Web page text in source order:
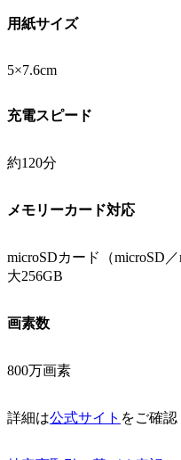
用紙サイズ
5×7.6cm
充電スピード
約120分
メモリーカード対応
microSDカード（microSD
大256GB
画素数
800万画素
詳細は公式サイト をご確認